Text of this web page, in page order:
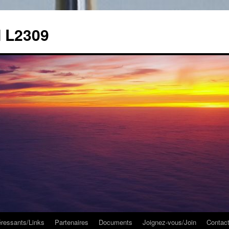
L2309
Links Partenaires Documents Joignez-vous/Join Contact